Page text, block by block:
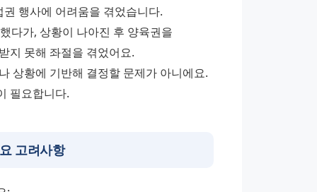
행사에 어려움을 겪었습니다.
다가, 상황이 나아진 후 양육권을
지 못해 좌절을 겪었어요.
상황에 기반해 결정할 문제가 아니에요.
필요합니다.
고려사항